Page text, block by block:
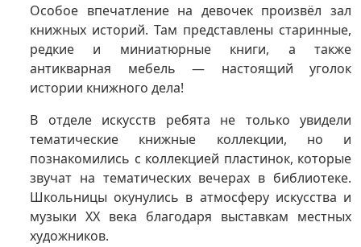
Особое впечатление на девочек произвёл зал
книжных историй. Там представлены старинные,
редкие и миниатюрные книги, а также
антикварная мебель — настоящий уголок
истории книжного дела!
В отделе искусств ребята не только увидели
тематические книжные коллекции, но и
познакомились с коллекцией пластинок, которые
звучат на тематических вечерах в библиотеке.
Школьницы окунулись в атмосферу искусства и
музыки XX века благодаря выставкам местных
художников.